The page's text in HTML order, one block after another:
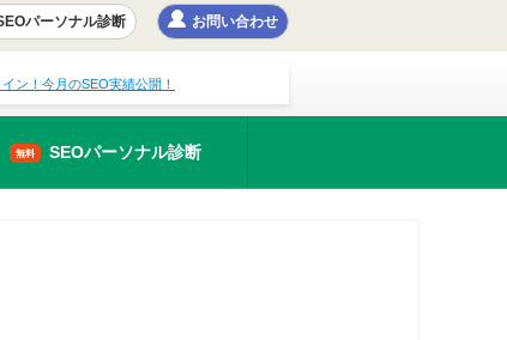
パーソナル診断 お問い合わせ
ン！今月のSEO実績公開！
無料 SEOパーソナル診断